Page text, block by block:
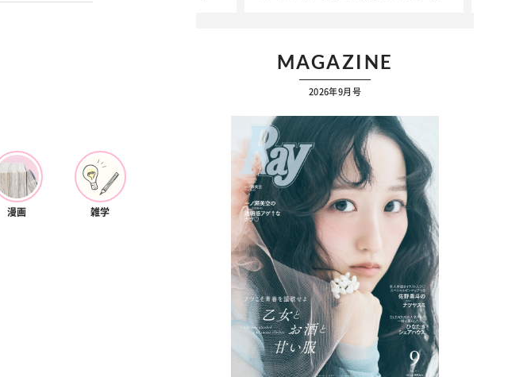
MAGAZINE
2026年9月号
漫画 雑学